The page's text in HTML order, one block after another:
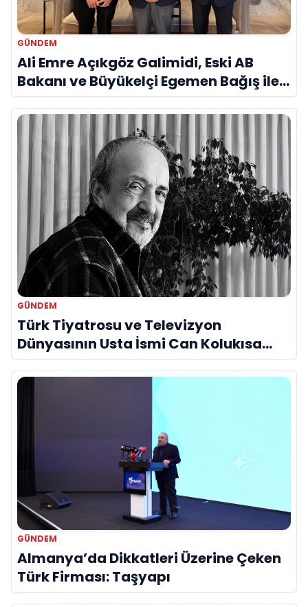
GÜNDEM
Ali Emre Açıkgöz Galimidi, Eski AB
Bakanı ve Büyükelçi Egemen Bağış ile
Bir Araya Geldi
GÜNDEM
Türk Tiyatrosu ve Televizyon
Dünyasının Usta İsmi Can Kolukısa
Hayatını Kaybetti
GÜNDEM
Almanya’da Dikkatleri Üzerine Çeken
Türk Firması: Taşyapı